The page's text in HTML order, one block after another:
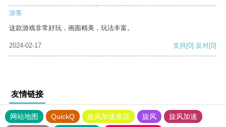
游客
这款游戏非常好玩，画面精美，玩法丰富。
2024-02-17 支持[0] 反对[0]
友情链接
网站地图 QuickQ 旋风加速度器 旋风
旋风加速